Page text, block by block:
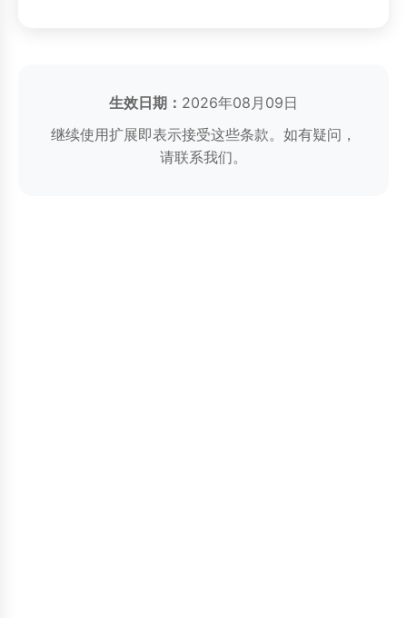
生效日期： 2026年08月09日
继续使用扩展即表示接受这些条款。如有疑问，
请联系我们。